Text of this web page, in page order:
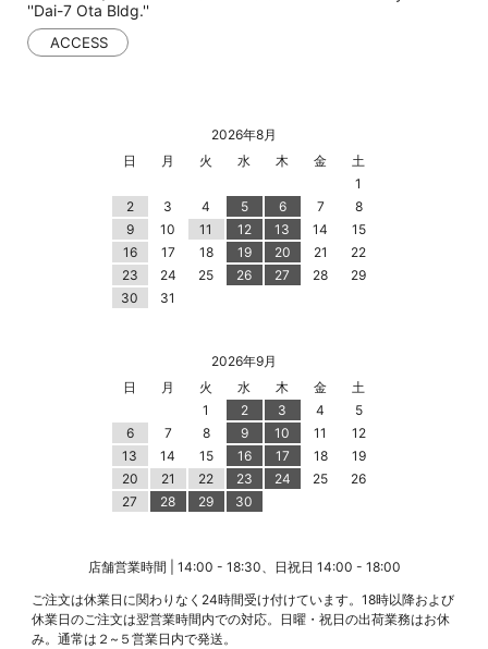
''Dai-7 Ota Bldg.''
ACCESS
2026年8月
日
月 火 水 木 金
土
1
2
3 4 5 6 7
8
9
10 11 12 13 14
15
16
17 18 19 20 21
22
23
24 25 26 27 28
29
30
31
2026年9月
日
月 火 水 木 金
土
1
2 3 4
5
6
7 8 9 10 11
12
13
14 15 16 17 18
19
20
21 22 23 24 25
26
27
28 29 30
店舗営業時間 | 14:00 - 18:30、日祝日 14:00 - 18:00
ご注文は休業日に関わりなく24時間受け付けています。18時以降および
休業日のご注文は翌営業時間内での対応。日曜・祝日の出荷業務はお休
み。通常は２~５営業日内で発送。